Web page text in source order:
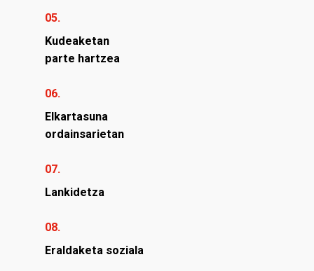
05.
Kudeaketan
parte hartzea
06.
Elkartasuna
ordainsarietan
07.
Lankidetza
08.
Eraldaketa soziala